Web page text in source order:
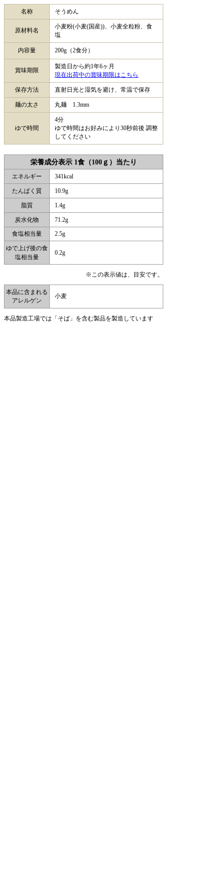
名称 そうめん
原材料名
小麦粉(小麦(国産))、小麦全粒粉、食
塩
内容量 200g（2食分）
賞味期限
製造日から約1年6ヶ月
現在出荷中の賞味期限はこちら
保存方法 直射日光と湿気を避け、常温で保存
麺の太さ 丸麺 1.3mm
ゆで時間
4分
ゆで時間はお好みにより30秒前後 調整
してください
栄養成分表示 1食（100ｇ）当たり
エネルギー 341kcal
たんぱく質 10.9g
脂質 1.4g
炭水化物
71.2g
食塩相当量
2.5g
ゆで上げ後の食
塩相当量
0.2g
※この表示値は、目安です。
本品に含まれる
アレルゲン
小麦
本品製造工場では「そば」を含む製品を製造しています